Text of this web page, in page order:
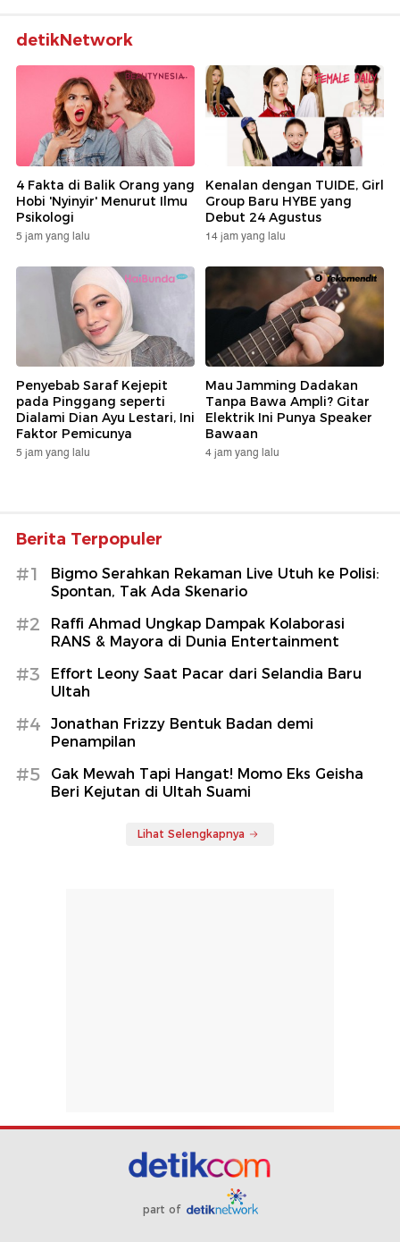
detikNetwork
4 Fakta di Balik Orang yang
Hobi 'Nyinyir' Menurut Ilmu
Psikologi
5 jam yang lalu
Kenalan dengan TUIDE, Girl
Group Baru HYBE yang
Debut 24 Agustus
14 jam yang lalu
Penyebab Saraf Kejepit
pada Pinggang seperti
Dialami Dian Ayu Lestari, Ini
Faktor Pemicunya
5 jam yang lalu
Mau Jamming Dadakan
Tanpa Bawa Ampli? Gitar
Elektrik Ini Punya Speaker
Bawaan
4 jam yang lalu
Berita Terpopuler
#1
Bigmo Serahkan Rekaman Live Utuh ke Polisi:
Spontan, Tak Ada Skenario
#2
Raffi Ahmad Ungkap Dampak Kolaborasi
RANS & Mayora di Dunia Entertainment
#3
Effort Leony Saat Pacar dari Selandia Baru
Ultah
#4
Jonathan Frizzy Bentuk Badan demi
Penampilan
#5
Gak Mewah Tapi Hangat! Momo Eks Geisha
Beri Kejutan di Ultah Suami
Lihat Selengkapnya
part of